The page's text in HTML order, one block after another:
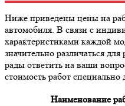
Ниже приведены цены на
автомобиля. В связи с
характеристиками каждой
значительно различаться
рады ответить на ваши
стоимость работ
Наименование